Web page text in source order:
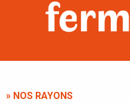
» NOS RAYONS